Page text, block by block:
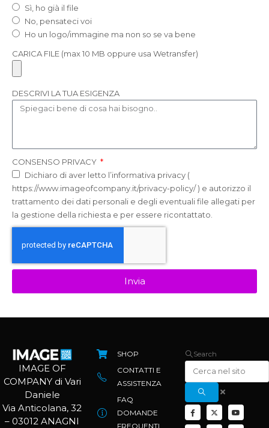
Sì, ho già il file
No, pensateci voi
Ho un logo/immagine ma non so se va bene
CARICA FILE (max 10 MB oppure usa Wetransfer)
DESCRIVI LA TUA ESIGENZA
CONSENSO PRIVACY
Dichiaro di aver letto l’informativa privacy (
https://www.imageofcompany.it/privacy-policy/ ) e autorizzo il
trattamento dei dati personali e degli eventuali file allegati per
la gestione della richiesta e per essere ricontattato.
Invia
IMAGE OF
COMPANY di Vari
Daniele
Via Anticolana, 32
– 03012 ANAGNI
SHOP
CONTATTI E
ASSISTENZA
FAQ
DOMANDE
FREQUENTI
Search